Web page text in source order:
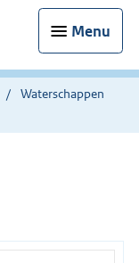
Menu
Waterschappen